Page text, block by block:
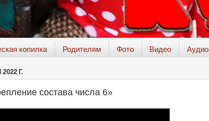
копилка Родителям Фото Видео Аудио
Г.
состава числа 6»